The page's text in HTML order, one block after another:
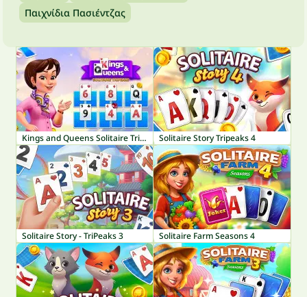
Παιχνίδια Πασιέντζας
Kings and Queens Solitaire TriPeaks Solitaire Story Tripeaks 4
Solitaire Story - TriPeaks 3 Solitaire Farm Seasons 4